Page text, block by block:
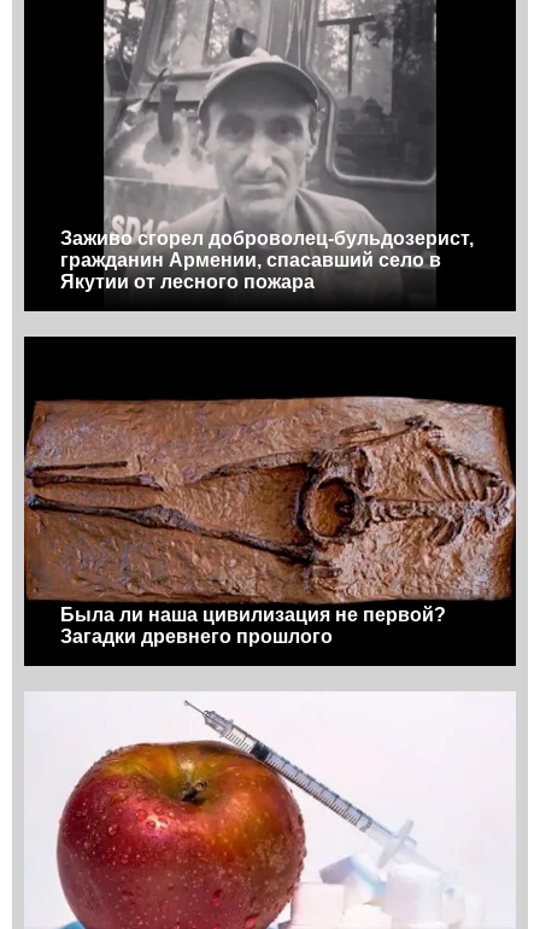
Заживо сгорел доброволец-бульдозерист,
гражданин Армении, спасавший село в
Якутии от лесного пожара
Была ли наша цивилизация не первой?
Загадки древнего прошлого